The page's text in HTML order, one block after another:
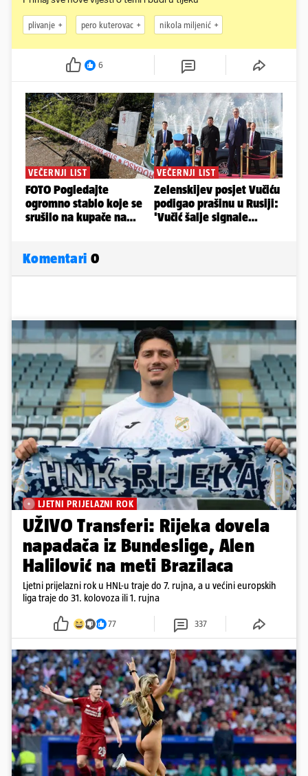
plivanje pero kuterovac nikola miljenić
6
Komentari 0
LJETNI PRIJELAZNI ROK
UŽIVO Transferi: Rijeka dovela
napadača iz Bundeslige, Alen
Halilović na meti Brazilaca
Ljetni prijelazni rok u HNL-u traje do 7. rujna, a u većini europskih
liga traje do 31. kolovoza ili 1. rujna
77 337